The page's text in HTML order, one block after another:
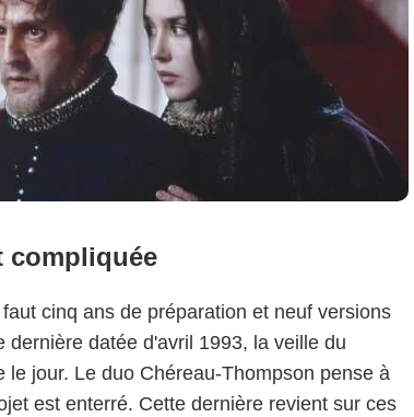
compliquée
cinq ans de préparation et neuf versions
datée d'avril 1993, la veille du
jour. Le duo Chéreau-Thompson pense à
est enterré. Cette dernière revient sur ces